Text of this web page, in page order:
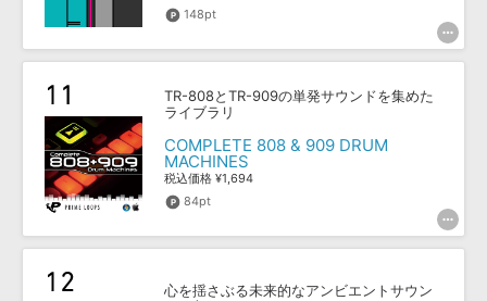
148pt
TR-808とTR-909の単発サウンドを集めた
ライブラリ
COMPLETE 808 & 909 DRUM
MACHINES
税込価格 ¥1,694
84pt
心を揺さぶる未来的なアンビエントサウン